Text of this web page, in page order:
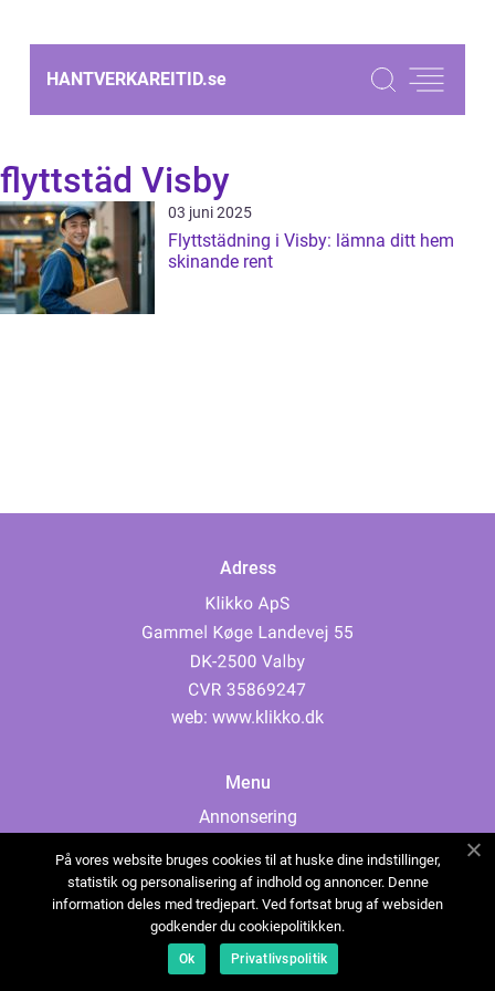
HANTVERKAREITID.se
flyttstäd Visby
03 juni 2025
Flyttstädning i Visby: lämna ditt hem
skinande rent
Adress
web: www.klikko.dk
Menu
Annonsering
Cookies
Kontakta oss
Sitemap
På vores website bruges cookies til at huske dine indstillinger,
statistik og personalisering af indhold og annoncer. Denne
information deles med tredjepart. Ved fortsat brug af websiden
godkender du cookiepolitikken.
Ok Privatlivspolitik